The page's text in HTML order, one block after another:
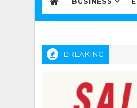
BREAKING